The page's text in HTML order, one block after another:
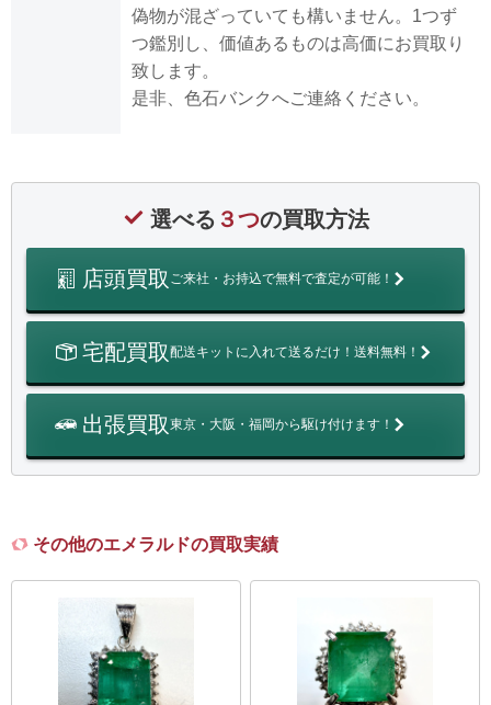
偽物が混ざっていても構いません。1つず
つ鑑別し、価値あるものは高価にお買取り
致します。
是非、色石バンクへご連絡ください。
選べる ３つの買取方法
店頭買取 ご来社・お持込で無料で査定が可能！
宅配買取配送キットに入れて送るだけ！送料無料！
出張買取東京・大阪・福岡から駆け付けます！
その他のエメラルドの買取実績